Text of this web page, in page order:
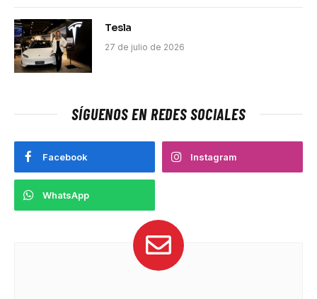
Tesla
27 de julio de 2026
SÍGUENOS EN REDES SOCIALES
Facebook Instagram
WhatsApp